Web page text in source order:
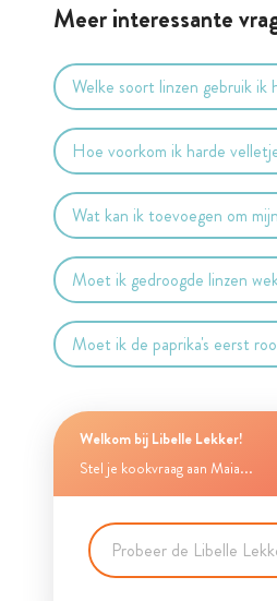
Meer interessante
Welke soort linzen gebruik
Hoe voorkom ik harde
Wat kan ik toevoegen om
Moet ik gedroogde linzen
Moet ik de paprika's eerst
Welkom bij Libelle Lekker!
Stel je kookvraag aan Maia...